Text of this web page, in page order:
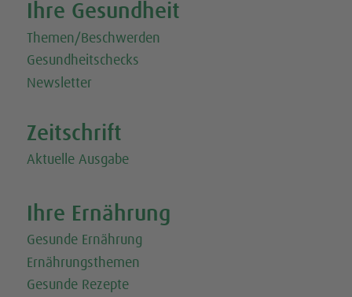
Ihre Gesundheit
Themen/Beschwerden
Gesundheitschecks
Newsletter
Zeitschrift
Aktuelle Ausgabe
Ihre Ernährung
Gesunde Ernährung
Ernährungsthemen
Gesunde Rezepte